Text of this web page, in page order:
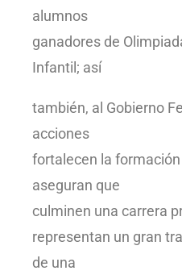
alumnos
ganadores de
Infantil; así
también, al Gobierno
acciones
fortalecen la
aseguran que
culminen una carrera
representan un gran
de una